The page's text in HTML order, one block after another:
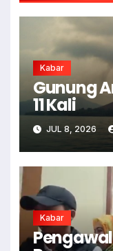
Kabar
Gunung
11 Kali
JUL 8, 2026
Kabar